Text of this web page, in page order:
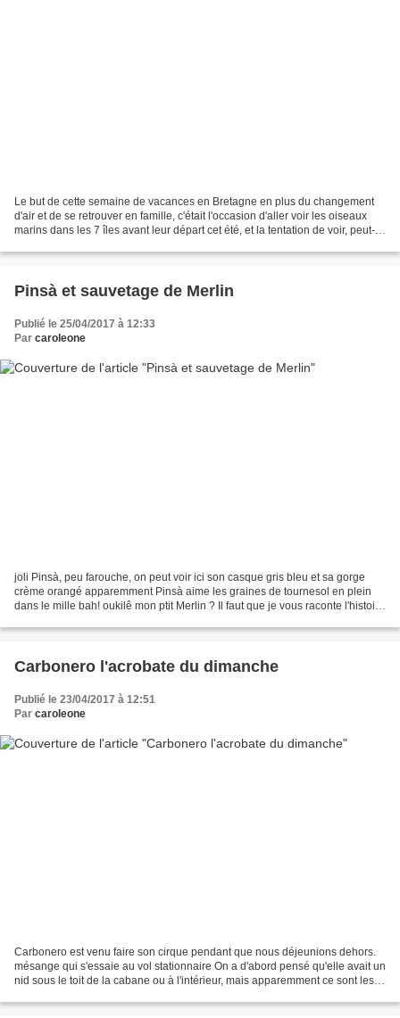
Le but de cette semaine de vacances en Bretagne en plus du changement
d'air et de se retrouver en famille, c'était l'occasion d'aller voir les oiseaux
marins dans les 7 îles avant leur départ cet été, et la tentation de voir, peut-
Pinsà et sauvetage de Merlin
Publié le 25/04/2017 à 12:33
Par caroleone
joli Pinsà, peu farouche, on peut voir ici son casque gris bleu et sa gorge
crème orangé apparemment Pinsà aime les graines de tournesol en plein
dans le mille bah! oukilê mon ptit Merlin ? Il faut que je vous raconte l'histoire
Carbonero l'acrobate du dimanche
Publié le 23/04/2017 à 12:51
Par caroleone
Carbonero est venu faire son cirque pendant que nous déjeunions dehors.
mésange qui s'essaie au vol stationnaire On a d'abord pensé qu'elle avait un
nid sous le toit de la cabane ou à l'intérieur, mais apparemment ce sont les